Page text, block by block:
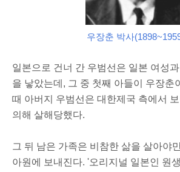
우장춘 박사
일본으로 건너 간 우범선은 일본 여성
을 낳았는데, 그 중 첫째 아들이 우장춘
때 아버지 우범선은 대한제국 측에서
의해 살해당했다.
그 뒤 남은 가족은 비참한 삶을 살아야
아원에 보내진다. '오리지널 일본인 원